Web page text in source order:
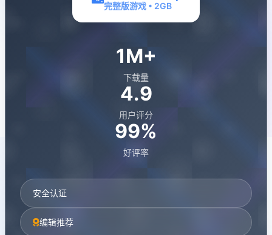
完整版游戏 • 2GB
1M+
下载量
4.9
用户评分
99%
好评率
安全认证
编辑推荐